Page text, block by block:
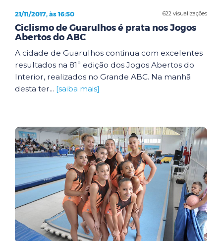
622 visualizações
21/11/2017, às 16:50
Ciclismo de Guarulhos é prata nos Jogos
Abertos do ABC
A cidade de Guarulhos continua com excelentes
resultados na 81ª edição dos Jogos Abertos do
Interior, realizados no Grande ABC. Na manhã
desta ter... [saiba mais]